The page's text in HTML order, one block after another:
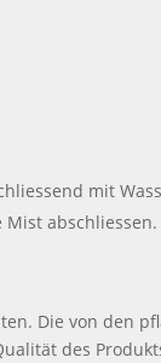
mit
abschliessen.
Die von den
des